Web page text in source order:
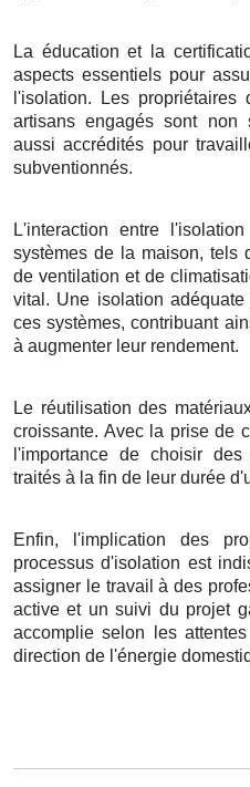
La éducation et la
aspects essentiels pour
l'isolation. Les
artisans engagés sont non
aussi accrédités pour
subventionnés.
L'interaction entre
systèmes de la maison, tels
de ventilation et de
vital. Une isolation
ces systèmes, contribuant
à augmenter leur rendement.
Le réutilisation des
croissante. Avec la prise de
l'importance de choisir
traités à la fin de leur durée
Enfin, l'implication des
processus d'isolation est
assigner le travail à des
active et un suivi du projet
accomplie selon les
direction de l'énergie